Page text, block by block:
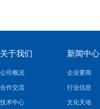
关于我们
公司概况
合作交流
技术中心
新闻中心
企业要闻
行业信息
文化天地